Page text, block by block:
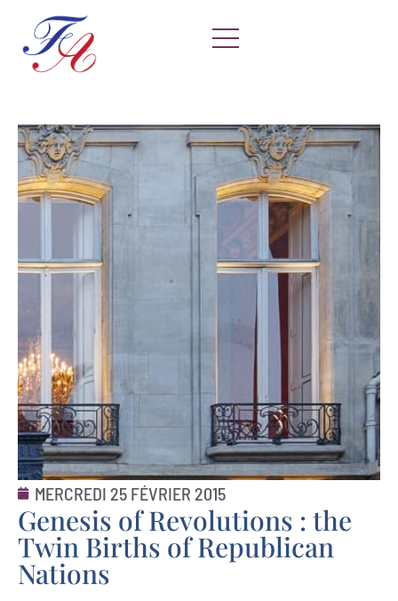
MERCREDI 25 FÉVRIER 2015
Genesis of Revolutions : the
Twin Births of Republican
Nations